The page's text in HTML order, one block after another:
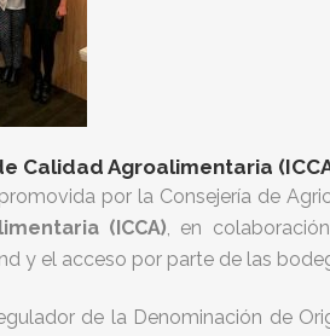
Calidad Agroalimentaria
por la Consejería de
(ICCA), en
y el acceso por parte de las
de la Denominación de